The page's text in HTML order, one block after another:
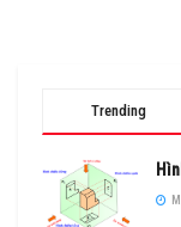
Trending